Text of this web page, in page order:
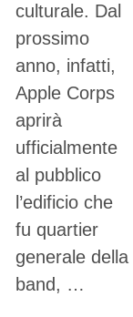
culturale. Dal
prossimo
anno, infatti,
Apple Corps
aprirà
ufficialmente
al pubblico
l’edificio che
fu quartier
generale della
band, …